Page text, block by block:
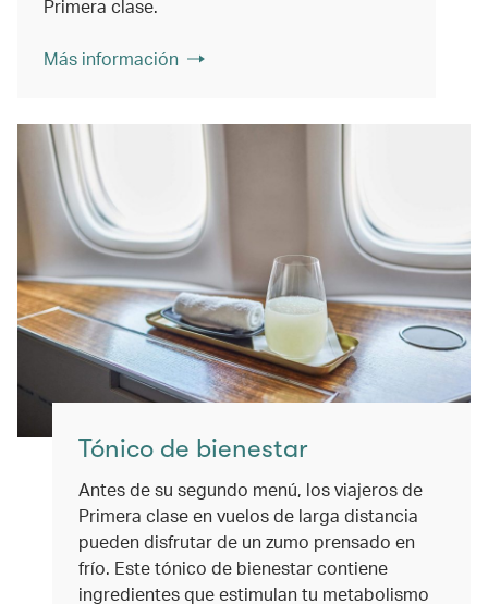
Primera clase.
Más información
Tónico de bienestar
Antes de su segundo menú, los viajeros de
Primera clase en vuelos de larga distancia
pueden disfrutar de un zumo prensado en
frío. Este tónico de bienestar contiene
ingredientes que estimulan tu metabolismo